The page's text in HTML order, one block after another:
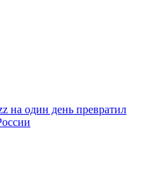
на один день превратил